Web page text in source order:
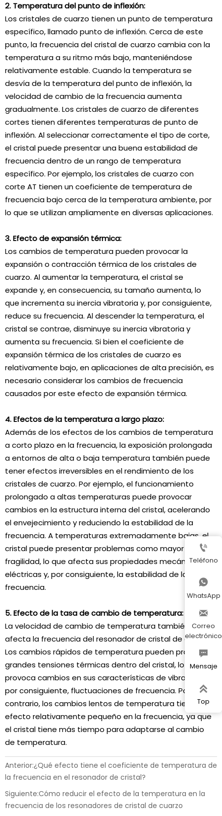
2. Temperatura del punto de inflexión:
Los cristales de cuarzo tienen un punto de temperatura
específico, llamado punto de inflexión. Cerca de este
punto, la frecuencia del cristal de cuarzo cambia con la
temperatura a su ritmo más bajo, manteniéndose
relativamente estable. Cuando la temperatura se
desvía de la temperatura del punto de inflexión, la
velocidad de cambio de la frecuencia aumenta
gradualmente. Los cristales de cuarzo de diferentes
cortes tienen diferentes temperaturas de punto de
inflexión. Al seleccionar correctamente el tipo de corte,
el cristal puede presentar una buena estabilidad de
frecuencia dentro de un rango de temperatura
específico. Por ejemplo, los cristales de cuarzo con
corte AT tienen un coeficiente de temperatura de
frecuencia bajo cerca de la temperatura ambiente, por
lo que se utilizan ampliamente en diversas aplicaciones.
3. Efecto de expansión térmica:
Los cambios de temperatura pueden provocar la
expansión o contracción térmica de los cristales de
cuarzo. Al aumentar la temperatura, el cristal se
expande y, en consecuencia, su tamaño aumenta, lo
que incrementa su inercia vibratoria y, por consiguiente,
reduce su frecuencia. Al descender la temperatura, el
cristal se contrae, disminuye su inercia vibratoria y
aumenta su frecuencia. Si bien el coeficiente de
expansión térmica de los cristales de cuarzo es
relativamente bajo, en aplicaciones de alta precisión, es
necesario considerar los cambios de frecuencia
causados por este efecto de expansión térmica.
4. Efectos de la temperatura a largo plazo:
Además de los efectos de los cambios de temperatura
a corto plazo en la frecuencia, la exposición prolongada
a entornos de alta o baja temperatura también puede
tener efectos irreversibles en el rendimiento de los
cristales de cuarzo. Por ejemplo, el funcionamiento
prolongado a altas temperaturas puede provocar
cambios en la estructura interna del cristal, acelerando
el envejecimiento y reduciendo la estabilidad de la
frecuencia. A temperaturas extremadamente bajas, el
cristal puede presentar problemas como mayor
fragilidad, lo que afecta sus propiedades mecánicas y
eléctricas y, por consiguiente, la estabilidad de la
frecuencia.
5. Efecto de la tasa de cambio de temperatura:
La velocidad de cambio de temperatura también
afecta la frecuencia del resonador de cristal de cuarzo.
Los cambios rápidos de temperatura pueden producir
grandes tensiones térmicas dentro del cristal, lo que
provoca cambios en sus características de vibración y,
por consiguiente, fluctuaciones de frecuencia. Por el
contrario, los cambios lentos de temperatura tienen un
efecto relativamente pequeño en la frecuencia, ya que
el cristal tiene más tiempo para adaptarse al cambio
de temperatura.
Anterior:¿Qué efecto tiene el coeficiente de temperatura de
la frecuencia en el resonador de cristal?
Siguiente:Cómo reducir el efecto de la temperatura en la
frecuencia de los resonadores de cristal de cuarzo

Teléfono

WhatsApp

Correo
electrónico

Mensaje

Top